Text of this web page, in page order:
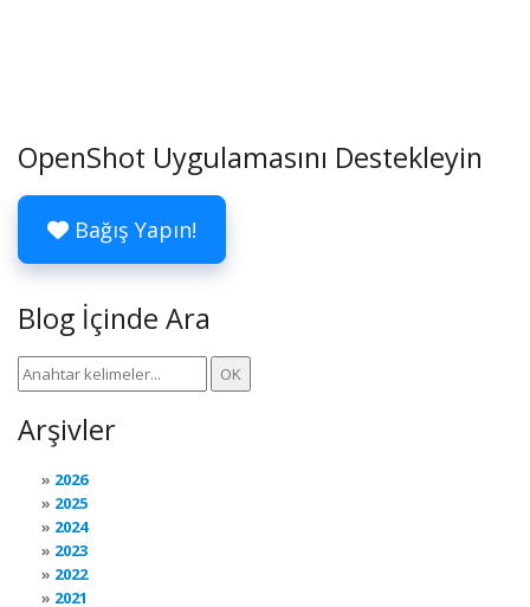
OpenShot Uygulamasını Destekleyin
Bağış Yapın!
Blog İçinde Ara
Arşivler
2026
2025
2024
2023
2022
2021